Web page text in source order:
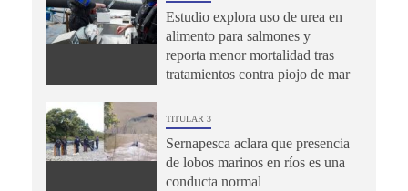
Estudio explora uso de urea en
alimento para salmones y
reporta menor mortalidad tras
tratamientos contra piojo de mar
TITULAR 3
Sernapesca aclara que presencia
de lobos marinos en ríos es una
conducta normal